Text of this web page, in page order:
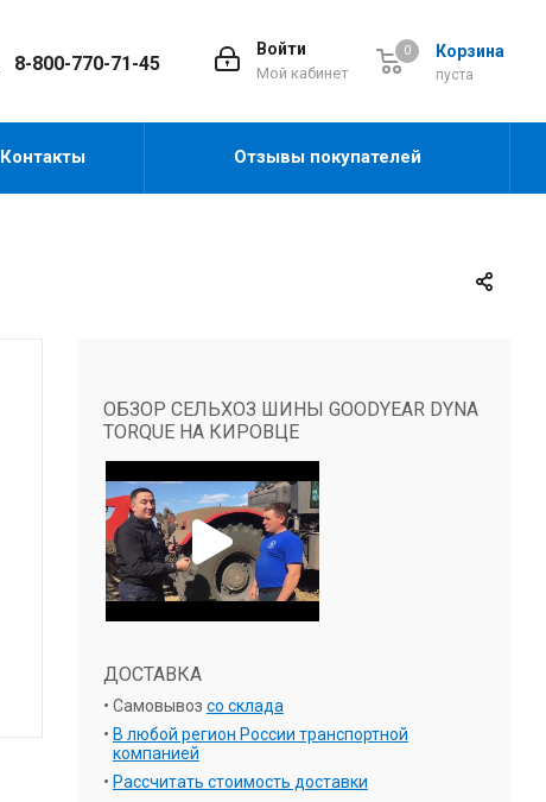
Корзина
пуста
0
Войти
Мой кабинет
8-800-770-71-45
Контакты Отзывы покупателей
ОБЗОР СЕЛЬХОЗ ШИНЫ GOODYEAR DYNA
TORQUE НА КИРОВЦЕ
ДОСТАВКА
Самовывоз со склада
В любой регион России транспортной
компанией
Рассчитать стоимость доставки